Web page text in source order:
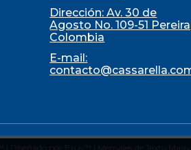
Dirección: Av. 30 de
Agosto No. 109-51
Colombia
E-mail:
Diseñado por Exus™ | Mensajes de Texto